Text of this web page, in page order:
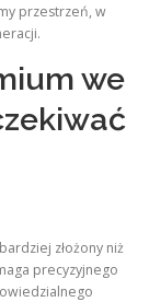
przestrzeń, w
we
złożony niż
precyzyjnego